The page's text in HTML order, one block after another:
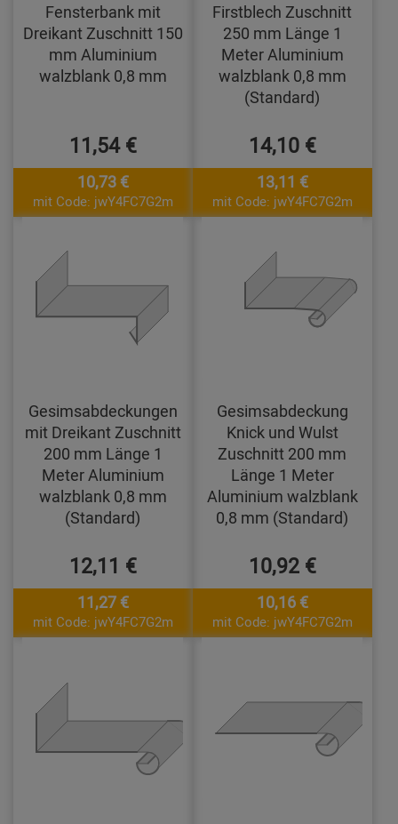
Fensterbank mit
Dreikant Zuschnitt 150
mm Aluminium
walzblank 0,8 mm
11,54 €
10,73 €
mit Code: jwY4FC7G2m
Firstblech Zuschnitt
250 mm Länge 1
Meter Aluminium
walzblank 0,8 mm
(Standard)
14,10 €
13,11 €
mit Code: jwY4FC7G2m
Gesimsabdeckungen
mit Dreikant Zuschnitt
200 mm Länge 1
Meter Aluminium
walzblank 0,8 mm
(Standard)
12,11 €
11,27 €
mit Code: jwY4FC7G2m
Gesimsabdeckung
Knick und Wulst
Zuschnitt 200 mm
Länge 1 Meter
Aluminium walzblank
0,8 mm (Standard)
10,92 €
10,16 €
mit Code: jwY4FC7G2m